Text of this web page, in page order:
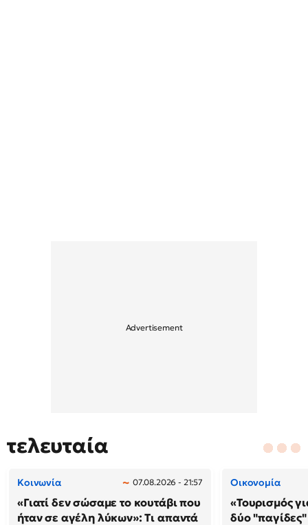
τελευταία
Κοινωνία 07.08.2026 - 21:57
«Γιατί δεν σώσαμε το κουτάβι που
ήταν σε αγέλη λύκων»: Τι απαντά
Οικονομία
«Τουρισμός
δύο